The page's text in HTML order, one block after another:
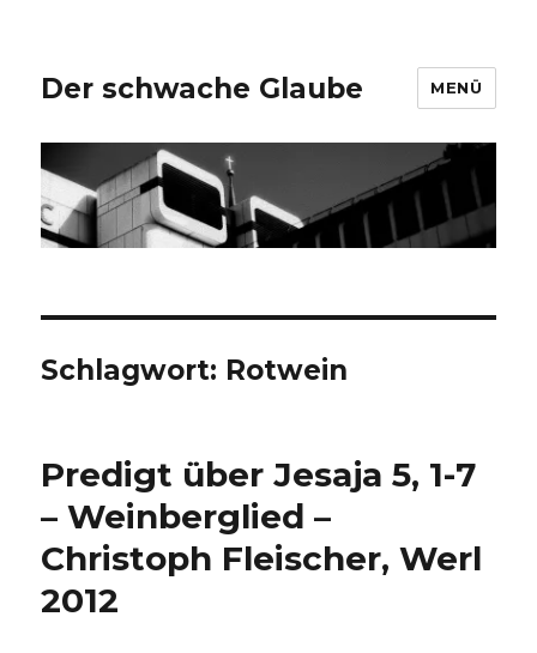
Der schwache Glaube MENÜ
Schlagwort: Rotwein
Predigt über Jesaja 5, 1-7
– Weinberglied –
Christoph Fleischer, Werl
2012